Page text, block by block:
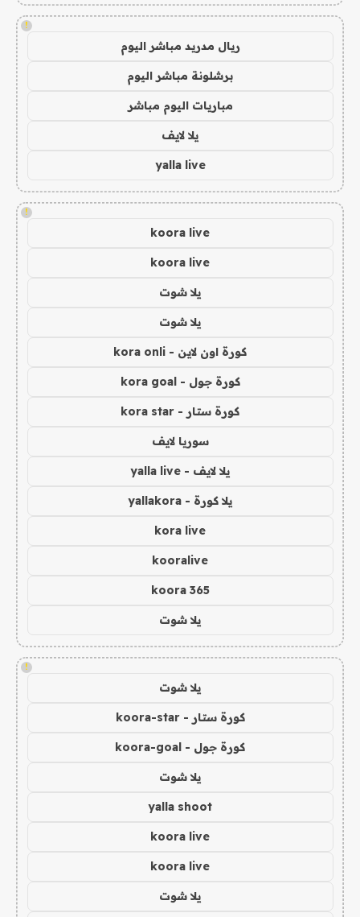
!
ريال مدريد مباشر اليوم
برشلونة مباشر اليوم
مباريات اليوم مباشر
يلا لايف
yalla live
!
koora live
koora live
يلا شوت
يلا شوت
كورة اون لاين - kora onli
كورة جول - kora goal
كورة ستار - kora star
سوريا لايف
يلا لايف - yalla live
يلا كورة - yallakora
kora live
kooralive
koora 365
يلا شوت
!
يلا شوت
كورة ستار - koora-star
كورة جول - koora-goal
يلا شوت
yalla shoot
koora live
koora live
يلا شوت